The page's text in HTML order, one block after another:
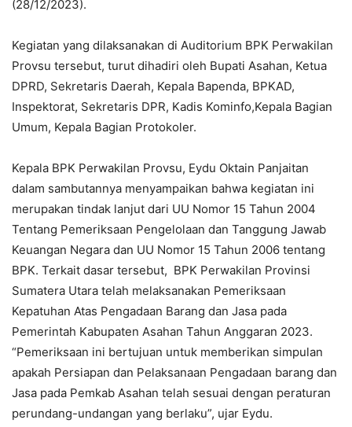
(28/12/2023).
Kegiatan yang dilaksanakan di Auditorium BPK Perwakilan
Provsu tersebut, turut dihadiri oleh Bupati Asahan, Ketua
DPRD, Sekretaris Daerah, Kepala Bapenda, BPKAD,
Inspektorat, Sekretaris DPR, Kadis Kominfo,Kepala Bagian
Umum, Kepala Bagian Protokoler.
Kepala BPK Perwakilan Provsu, Eydu Oktain Panjaitan
dalam sambutannya menyampaikan bahwa kegiatan ini
merupakan tindak lanjut dari UU Nomor 15 Tahun 2004
Tentang Pemeriksaan Pengelolaan dan Tanggung Jawab
Keuangan Negara dan UU Nomor 15 Tahun 2006 tentang
BPK. Terkait dasar tersebut, BPK Perwakilan Provinsi
Sumatera Utara telah melaksanakan Pemeriksaan
Kepatuhan Atas Pengadaan Barang dan Jasa pada
Pemerintah Kabupaten Asahan Tahun Anggaran 2023.
“Pemeriksaan ini bertujuan untuk memberikan simpulan
apakah Persiapan dan Pelaksanaan Pengadaan barang dan
Jasa pada Pemkab Asahan telah sesuai dengan peraturan
perundang-undangan yang berlaku”, ujar Eydu.